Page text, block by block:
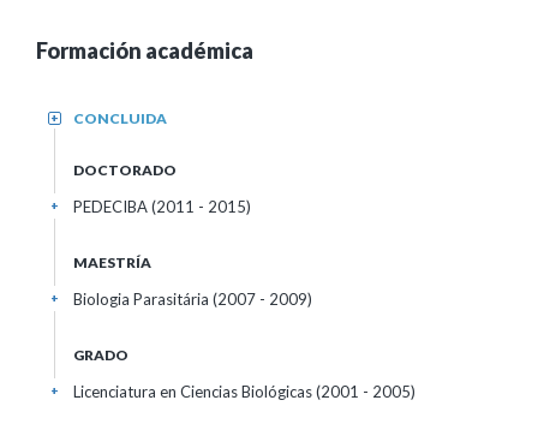
Formación académica
CONCLUIDA
+
DOCTORADO
PEDECIBA (2011 - 2015)
+
MAESTRÍA
Biologia Parasitária (2007 - 2009)
+
GRADO
Licenciatura en Ciencias Biológicas (2001 - 2005)
+